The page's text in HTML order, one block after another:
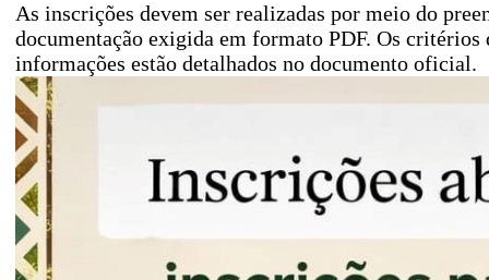
As inscrições devem ser realizadas por meio do
documentação exigida em formato PDF. Os
informações estão detalhados no documento oficial.